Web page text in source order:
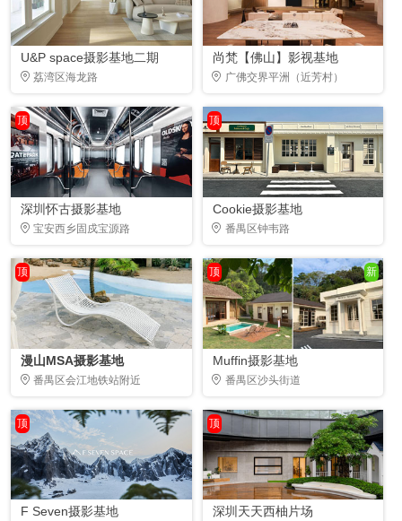
U&P space摄影基地二期
荔湾区海龙路
尚梵【佛山】影视基地
广佛交界平洲（近芳村）
顶
深圳怀古摄影基地
宝安西乡固戍宝源路
顶
Cookie摄影基地
番禺区钟韦路
顶
漫山MSA摄影基地
番禺区会江地铁站附近
新
顶
Muffin摄影基地
番禺区沙头街道
顶
F Seven摄影基地
顶
深圳天天西柚片场